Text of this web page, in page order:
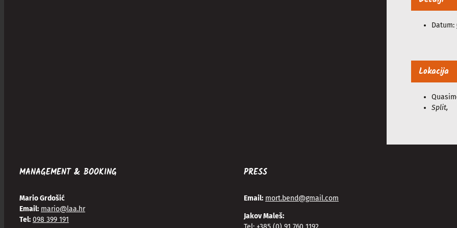
Datum:
Lokacija
Split,
MANAGEMENT & BOOKING
Mario Grdošić
Email: mario@laa.hr
Tel: 098 399 191
PRESS
Email: mort.bend@gmail.com
Jakov Maleš: